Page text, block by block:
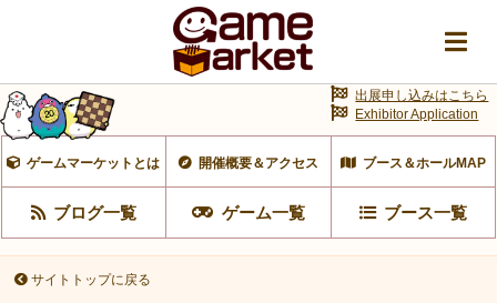
ゲームマーケットとは 開催概要＆アクセス ブース＆ホールMAP
ブログ一覧 ゲーム一覧 ブース一覧
出展申し込みはこちら
Exhibitor Application
サイトトップに戻る